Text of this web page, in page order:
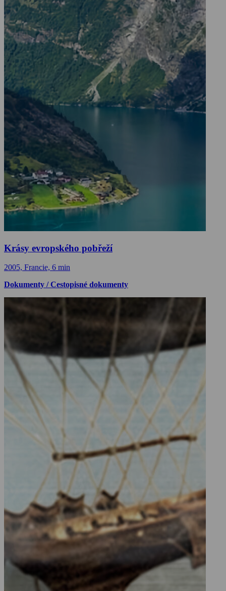
Krásy evropského pobřeží
2005, Francie, 6 min
Dokumenty / Cestopisné dokumenty